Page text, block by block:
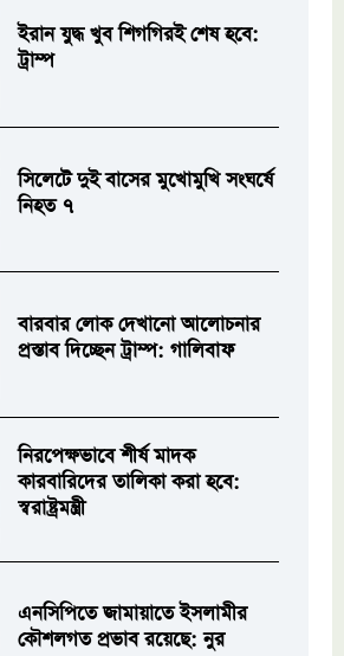
ইরান যুদ্ধ খুব শিগগিরই শেষ হবে:
ট্রাম্প
সিলেটে দুই বাসের মুখোমুখি সংঘর্ষে
নিহত ৭
বারবার লোক দেখানো আলোচনার
প্রস্তাব দিচ্ছেন ট্রাম্প: গালিবাফ
নিরপেক্ষভাবে শীর্ষ মাদক
কারবারিদের তালিকা করা হবে:
স্বরাষ্ট্রমন্ত্রী
এনসিপিতে জামায়াতে ইসলামীর
কৌশলগত প্রভাব রয়েছে: নুর